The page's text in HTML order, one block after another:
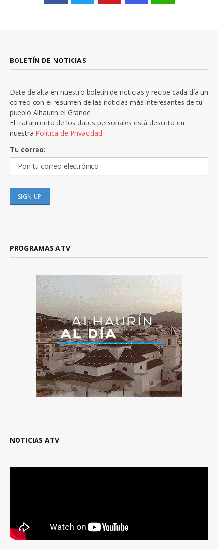
BOLETÍN DE NOTICIAS
Date de alta en nuestro boletín de noticias y recibe cada día un
correo con el resumen de las noticias más interesantes de tu
pueblo Alhaurín el Grande.
El tratamiento de los datos personales está descrito en
nuestra Política de Privacidad.
Tu correo:
PROGRAMAS ATV
NOTICIAS ATV